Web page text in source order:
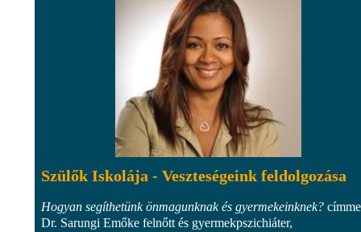
Szülők Iskolája - Veszteségeink feldolgozása
Hogyan segíthetünk önmagunknak és gyermekeinknek?
Dr. Sarungi Emőke felnőtt és gyermekpszichiáter,